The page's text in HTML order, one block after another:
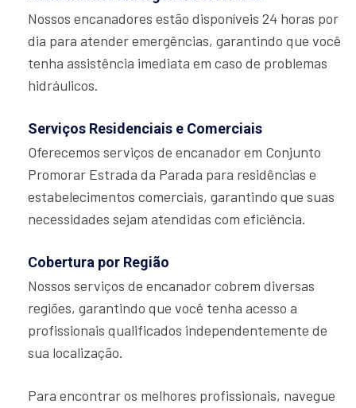
Nossos encanadores estão disponíveis 24 horas por
dia para atender emergências, garantindo que você
tenha assistência imediata em caso de problemas
hidráulicos.
Serviços Residenciais e Comerciais
Oferecemos serviços de encanador em Conjunto
Promorar Estrada da Parada para residências e
estabelecimentos comerciais, garantindo que suas
necessidades sejam atendidas com eficiência.
Cobertura por Região
Nossos serviços de encanador cobrem diversas
regiões, garantindo que você tenha acesso a
profissionais qualificados independentemente de
sua localização.
Para encontrar os melhores profissionais, navegue